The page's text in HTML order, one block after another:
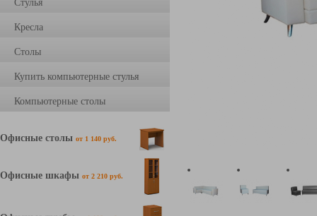
Стулья
Кресла
Столы
Купить компьютерные стулья
Компьютерные столы
Офисные столы от 1 140 руб.
Офисные шкафы от 2 210 руб.